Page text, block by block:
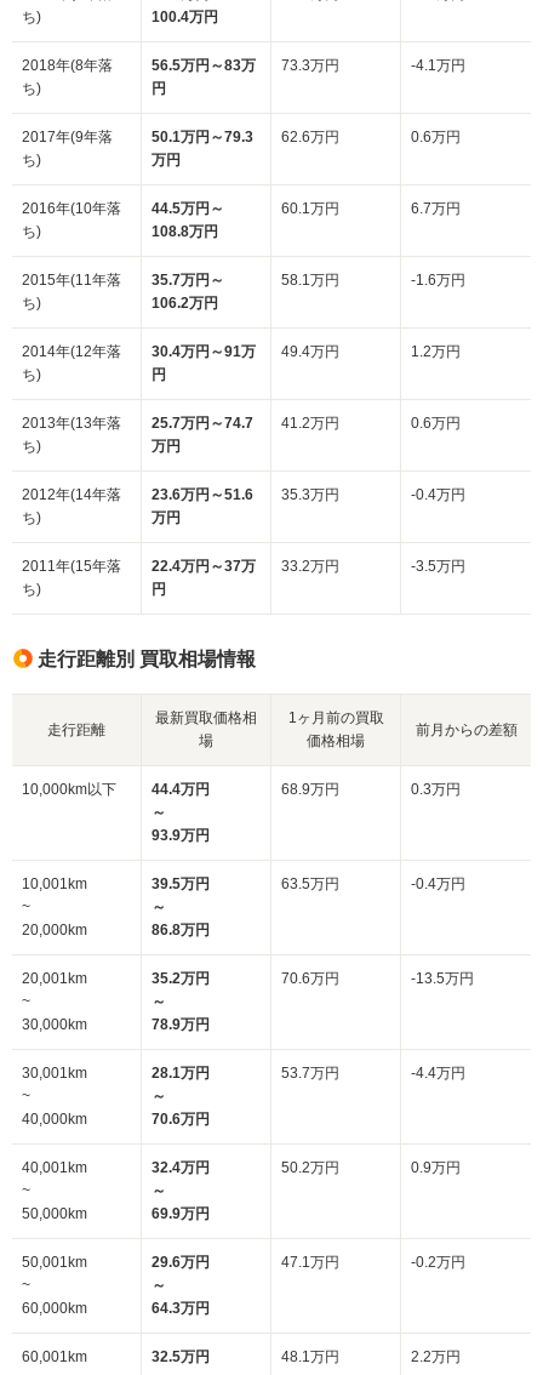
ち)
100.4万円
2018年(8年落
ち)
56.5万円～83万
円
73.3万円 -4.1万円
2017年(9年落
ち)
50.1万円～79.3
万円
62.6万円 0.6万円
2016年(10年落
ち)
44.5万円～
108.8万円
60.1万円 6.7万円
2015年(11年落
ち)
35.7万円～
106.2万円
58.1万円 -1.6万円
2014年(12年落
ち)
30.4万円～91万
円
49.4万円 1.2万円
2013年(13年落
ち)
25.7万円～74.7
万円
41.2万円 0.6万円
2012年(14年落
ち)
23.6万円～51.6
万円
35.3万円 -0.4万円
2011年(15年落
ち)
22.4万円～37万
円
33.2万円 -3.5万円
走行距離別 買取相場情報
走行距離
最新買取価格相
場
1ヶ月前の買取
価格相場
前月からの差額
10,000km以下
44.4万円
～
93.9万円
68.9万円 0.3万円
10,001km
~
20,000km
39.5万円
～
86.8万円
63.5万円 -0.4万円
20,001km
~
30,000km
35.2万円
～
78.9万円
70.6万円 -13.5万円
30,001km
~
40,000km
28.1万円
～
70.6万円
53.7万円 -4.4万円
40,001km
~
50,000km
32.4万円
～
69.9万円
50.2万円 0.9万円
50,001km
~
60,000km
29.6万円
～
64.3万円
47.1万円 -0.2万円
60,001km
32.5万円
48.1万円 2.2万円